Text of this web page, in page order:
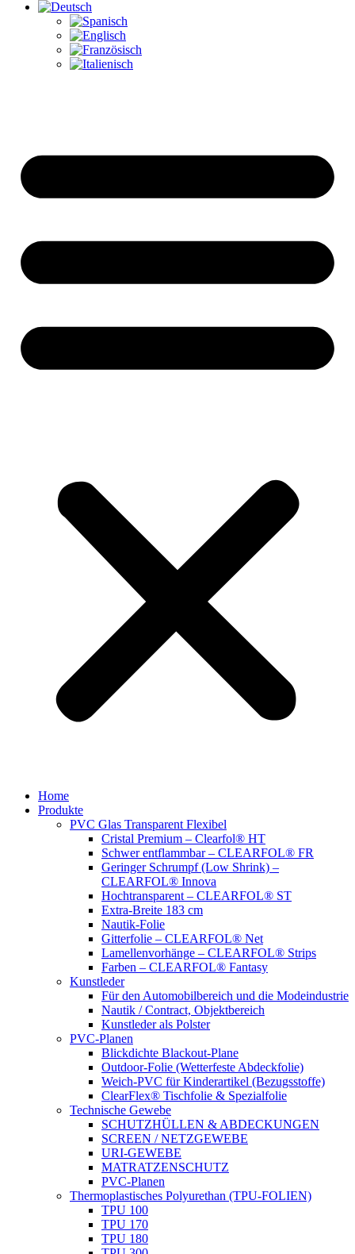
Home
Produkte
PVC Glas Transparent Flexibel
Cristal Premium – Clearfol® HT
Schwer entflammbar – CLEARFOL® FR
Geringer Schrumpf (Low Shrink) –
CLEARFOL® Innova
Hochtransparent – CLEARFOL® ST
Extra-Breite 183 cm
Nautik-Folie
Gitterfolie – CLEARFOL® Net
Lamellenvorhänge – CLEARFOL® Strips
Farben – CLEARFOL® Fantasy
Kunstleder
Für den Automobilbereich und die Modeindustrie
Nautik / Contract, Objektbereich
Kunstleder als Polster
PVC-Planen
Blickdichte Blackout-Plane
Outdoor-Folie (Wetterfeste Abdeckfolie)
Weich-PVC für Kinderartikel (Bezugsstoffe)
ClearFlex® Tischfolie & Spezialfolie
Technische Gewebe
SCHUTZHÜLLEN & ABDECKUNGEN
SCREEN / NETZGEWEBE
URI-GEWEBE
MATRATZENSCHUTZ
PVC-Planen
Thermoplastisches Polyurethan (TPU-FOLIEN)
TPU 100
TPU 170
TPU 180